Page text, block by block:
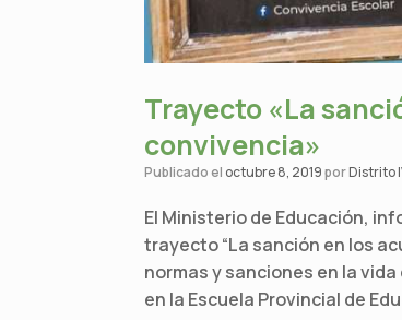
Trayecto «La
convivencia»
Publicado el octubre 8, 2019porDistrito
El Ministerio de Educación,
trayecto “La sanción en los
normas y sanciones en la vida
en la Escuela Provincial de